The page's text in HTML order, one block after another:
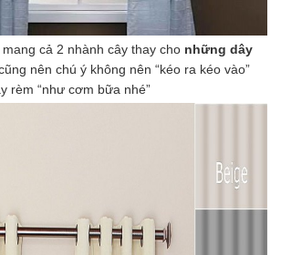
cả 2 nhành cây thay cho những dây
nên chú ý không nên “kéo ra kéo vào”
rèm “như cơm bữa nhé”